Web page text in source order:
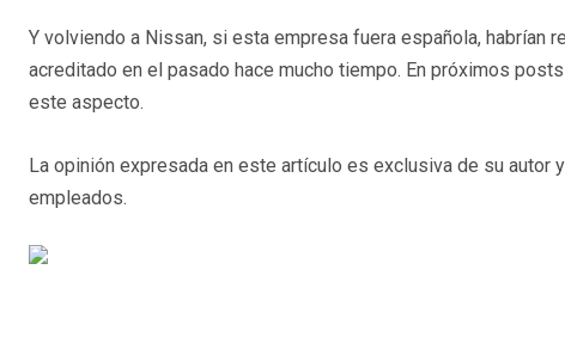
Y volviendo a Nissan, si esta empresa fuera española, habrían
acreditado en el pasado hace mucho tiempo. En próximos
este aspecto.
La opinión expresada en este artículo es exclusiva de su autor
empleados.